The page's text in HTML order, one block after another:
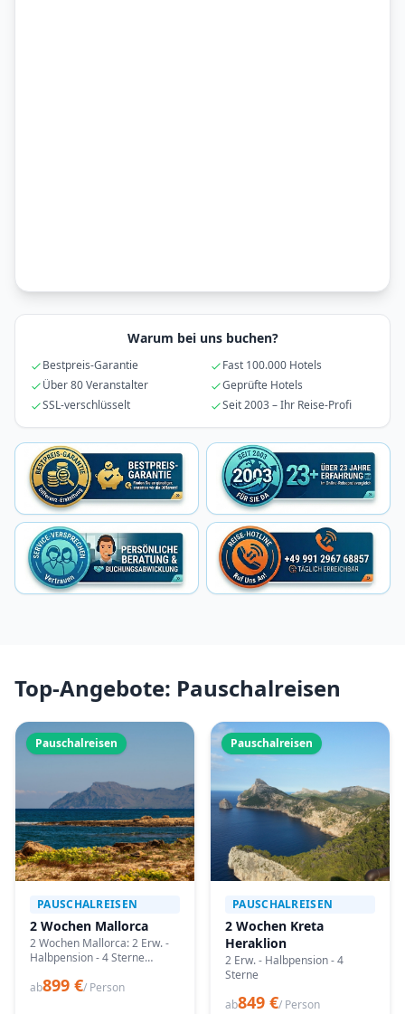
Warum bei uns buchen?
Bestpreis-Garantie
Fast 100.000 Hotels
Über 80 Veranstalter
Geprüfte Hotels
SSL-verschlüsselt
Seit 2003 – Ihr Reise-Profi
Top-Angebote: Pauschalreisen
Pauschalreisen
PAUSCHALREISEN
2 Wochen Mallorca
2 Wochen Mallorca: 2 Erw. -
Halbpension - 4 Sterne
passende Termine prüfen
ab899 €/ Person
Pauschalreisen
PAUSCHALREISEN
2 Wochen Kreta
Heraklion
2 Erw. - Halbpension - 4
Sterne
ab849 €/ Person